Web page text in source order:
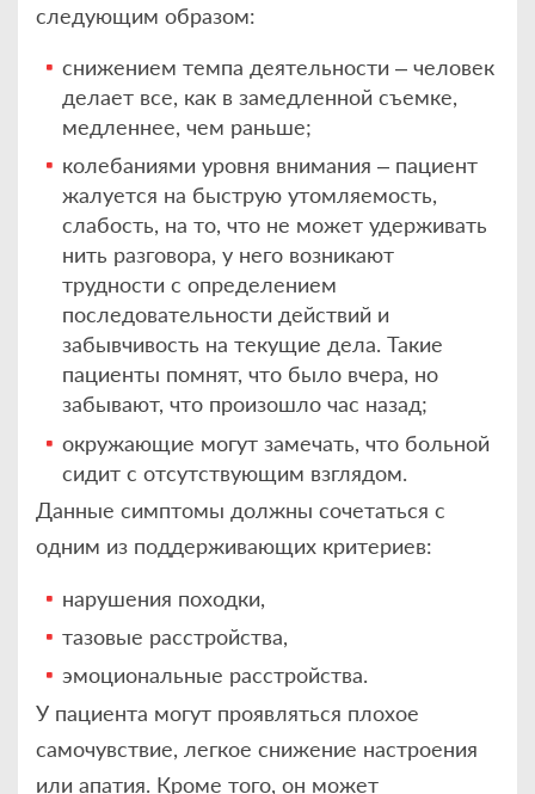
следующим образом:
снижением темпа деятельности – человек
делает все, как в замедленной съемке,
медленнее, чем раньше;
колебаниями уровня внимания – пациент
жалуется на быструю утомляемость,
слабость, на то, что не может удерживать
нить разговора, у него возникают
трудности с определением
последовательности действий и
забывчивость на текущие дела. Такие
пациенты помнят, что было вчера, но
забывают, что произошло час назад;
окружающие могут замечать, что больной
сидит с отсутствующим взглядом.
Данные симптомы должны сочетаться с
одним из поддерживающих критериев:
нарушения походки,
тазовые расстройства,
эмоциональные расстройства.
У пациента могут проявляться плохое
самочувствие, легкое снижение настроения
или апатия. Кроме того, он может